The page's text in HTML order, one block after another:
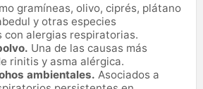
gramíneas, olivo, ciprés, plátano
y otras especies
con alergias respiratorias.
Una de las causas más
rinitis y asma alérgica.
ambientales. Asociados a